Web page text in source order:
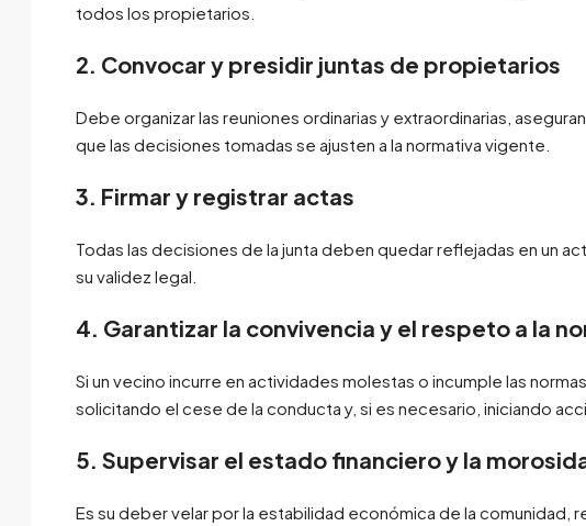
todos los propietarios.
2. Convocar y presidir juntas de propietarios
Debe organizar las reuniones ordinarias y extraordinarias,
que las decisiones tomadas se ajusten a la normativa vigente.
3. Firmar y registrar actas
Todas las decisiones de la junta deben quedar reflejadas en un
su validez legal.
4. Garantizar la convivencia y el respeto a la
Si un vecino incurre en actividades molestas o incumple las
solicitando el cese de la conducta y, si es necesario, iniciando
5. Supervisar el estado financiero y la
Es su deber velar por la estabilidad económica de la comunidad,